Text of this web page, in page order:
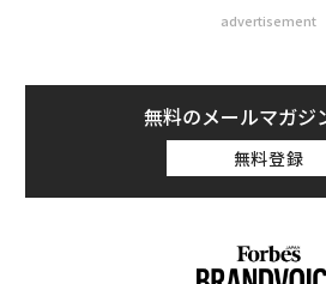
advertisement
無料のメールマガジ
無料登録